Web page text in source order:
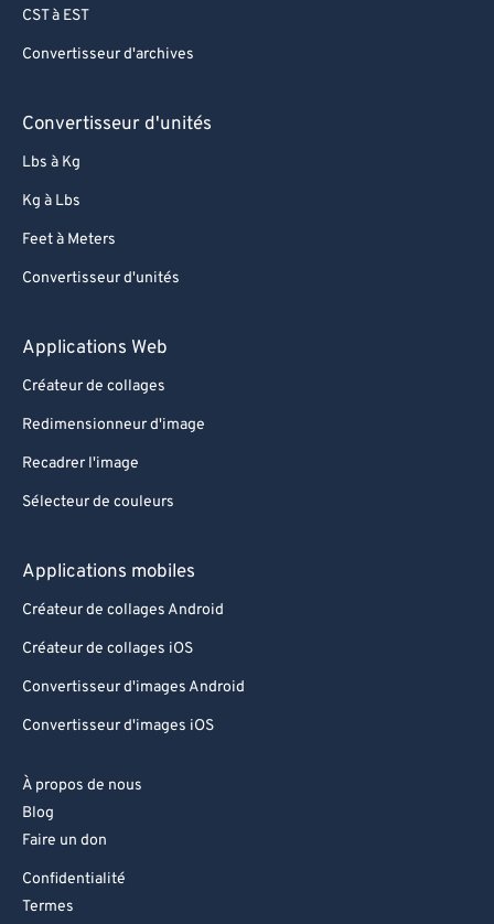
CST à EST
Convertisseur d'archives
Convertisseur d'unités
Lbs à Kg
Kg à Lbs
Feet à Meters
Convertisseur d'unités
Applications Web
Créateur de collages
Redimensionneur d'image
Recadrer l'image
Sélecteur de couleurs
Applications mobiles
Créateur de collages Android
Créateur de collages iOS
Convertisseur d'images Android
Convertisseur d'images iOS
À propos de nous
Blog
Faire un don
Confidentialité
Termes